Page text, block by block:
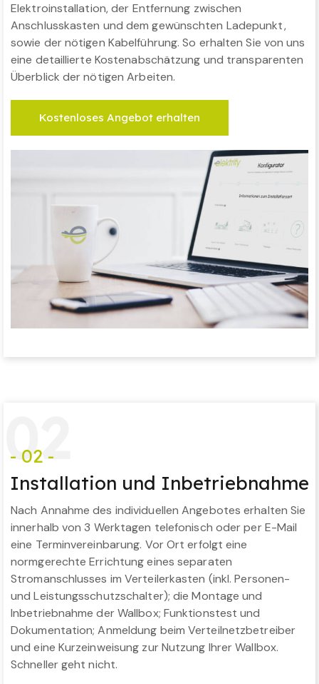
Elektroinstallation, der Entfernung zwischen
Anschlusskasten und dem gewünschten Ladepunkt,
sowie der nötigen Kabelführung. So erhalten Sie von uns
eine detaillierte Kostenabschätzung und transparenten
Überblick der nötigen Arbeiten.
Kostenloses Angebot erhalten
02
- 02 -
Installation und Inbetriebnahme
Nach Annahme des individuellen Angebotes erhalten Sie
innerhalb von 3 Werktagen telefonisch oder per E-Mail
eine Terminvereinbarung. Vor Ort erfolgt eine
normgerechte Errichtung eines separaten
Stromanschlusses im Verteilerkasten (inkl. Personen-
und Leistungsschutzschalter); die Montage und
Inbetriebnahme der Wallbox; Funktionstest und
Dokumentation; Anmeldung beim Verteilnetzbetreiber
und eine Kurzeinweisung zur Nutzung Ihrer Wallbox.
Schneller geht nicht.